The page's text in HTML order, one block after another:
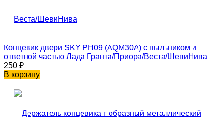
Концевик двери SKY PH09 (AQM30A) с пыльником и
ответной частью Лада Гранта/Приора/Веста/ШевиНива
250 ₽
В корзину